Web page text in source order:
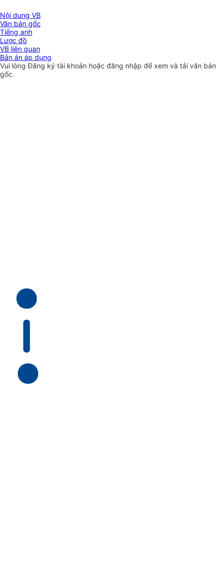
Nội dung VB
Văn bản gốc
Tiếng anh
Lược đồ
VB liên quan
Bản án áp dụng
Vui lòngĐăng ký tài khoản hoặc đăng nhập để xem và tải văn bản
gốc.